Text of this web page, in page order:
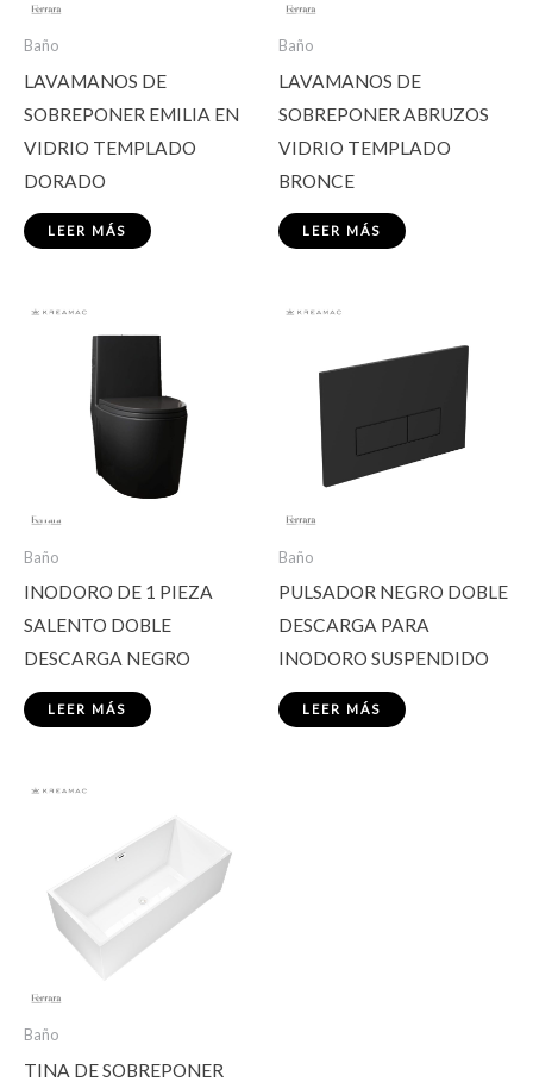
Baño
LAVAMANOS DE
SOBREPONER EMILIA EN
VIDRIO TEMPLADO
DORADO
LEER MÁS
Baño
LAVAMANOS DE
SOBREPONER ABRUZOS
VIDRIO TEMPLADO
BRONCE
LEER MÁS
Baño
INODORO DE 1 PIEZA
SALENTO DOBLE
DESCARGA NEGRO
LEER MÁS
Baño
PULSADOR NEGRO DOBLE
DESCARGA PARA
INODORO SUSPENDIDO
LEER MÁS
Baño
TINA DE SOBREPONER